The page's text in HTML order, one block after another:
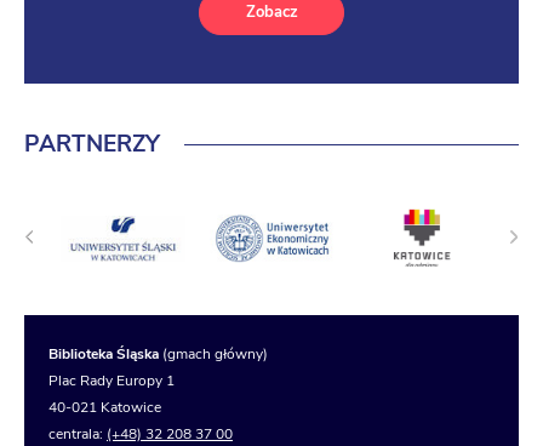
Zobacz
PARTNERZY
Biblioteka Śląska (gmach główny)
Plac Rady Europy 1
40-021 Katowice
centrala: (+48) 32 208 37 00